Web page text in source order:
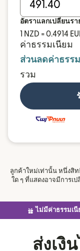
อัตราแลกเปลี่ยนรา
1 NZD = 0.4914
ค่าธรรมเนียม
ส่วนลดค่าธรร
รวม
ลูกค้าใหม่เท่านั้น หนึ่งสิท
ใด ๆ ที่แสดงอาจมีการเ
ไม่มีค่าธรรมเนี
ส่งเงิ